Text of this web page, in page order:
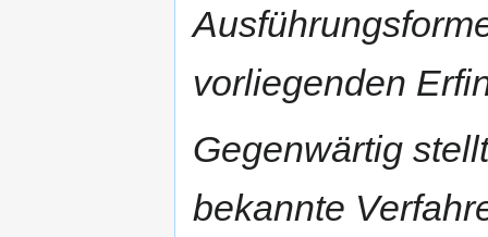
vorliegenden
Gegenwärtig
bekannte